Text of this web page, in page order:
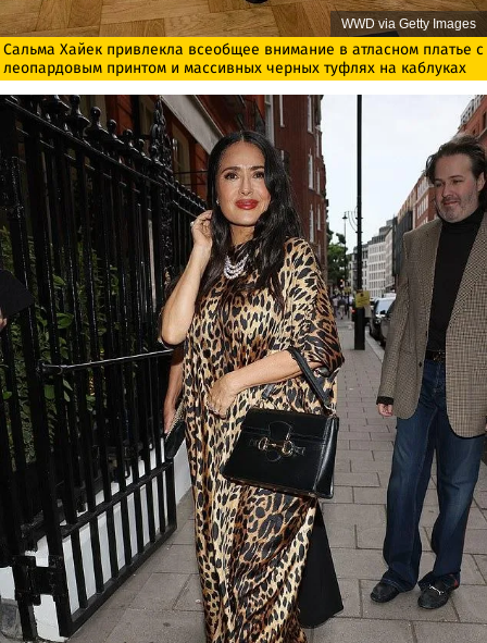
WWD via Getty Images
Сальма Хайек привлекла всеобщее внимание в атласном платье с
леопардовым принтом и массивных черных туфлях на каблуках